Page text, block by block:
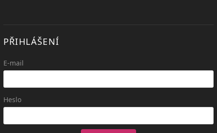
PŘIHLÁŠENÍ
E-mail
Heslo